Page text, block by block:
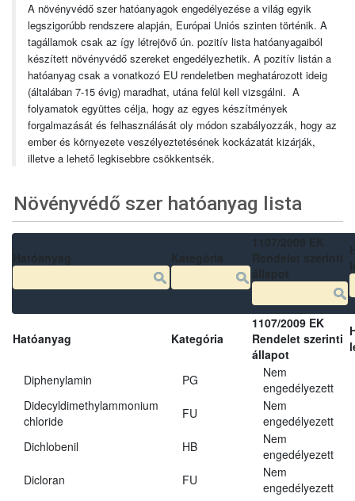
A növényvédő szer hatóanyagok engedélyezése a világ egyik
legszigorúbb rendszere alapján, Európai Uniós szinten történik. A
tagállamok csak az így létrejövő ún. pozitív lista hatóanyagaiból
készített növényvédő szereket engedélyezhetik. A pozitív listán a
hatóanyag csak a vonatkozó EU rendeletben meghatározott ideig
(általában 7-15 évig) maradhat, utána felül kell vizsgálni. A
folyamatok együttes célja, hogy az egyes készítmények
forgalmazását és felhasználását oly módon szabályozzák, hogy az
ember és környezete veszélyeztetésének kockázatát kizárják,
illetve a lehető legkisebbre csökkentsék.
Növényvédő szer hatóanyag lista
Hatóanyag Kategória
1107/2009 EK
Rendelet szerinti
állapot
Diphenylamin PG
Nem
engedélyezett
Didecyldimethylammonium
chloride
FU
Nem
engedélyezett
Dichlobenil
HB
Nem
engedélyezett
Dicloran
FU
Nem
engedélyezett